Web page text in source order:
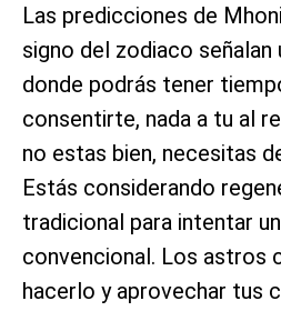
Las predicciones de
signo del zodiaco señalan
donde podrás tener
consentirte, nada a tu al
no estas bien, necesitas
Estás considerando
tradicional para intentar
convencional. Los astros
hacerlo y aprovechar tus